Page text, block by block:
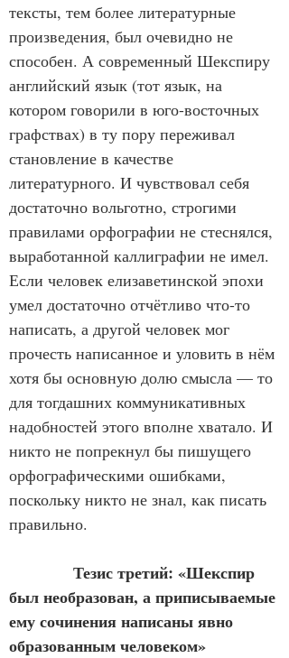
тексты, тем более литературные
произведения, был очевидно не
способен. А современный Шекспиру
английский язык (тот язык, на
котором говорили в юго-восточных
графствах) в ту пору переживал
становление в качестве
литературного. И чувствовал себя
достаточно вольготно, строгими
правилами орфографии не стеснялся,
выработанной каллиграфии не имел.
Если человек елизаветинской эпохи
умел достаточно отчётливо что-то
написать, а другой человек мог
прочесть написанное и уловить в нём
хотя бы основную долю смысла — то
для тогдашних коммуникативных
надобностей этого вполне хватало. И
никто не попрекнул бы пишущего
орфографическими ошибками,
поскольку никто не знал, как писать
правильно.
Тезис третий: «Шекспир
был необразован, а приписываемые
ему сочинения написаны явно
образованным человеком»